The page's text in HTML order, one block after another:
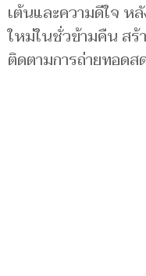
เต้นและความดีใจ ห
ใหม่ในชั่วข้ามคืน สร้
ติดตามการถ่ายทอด